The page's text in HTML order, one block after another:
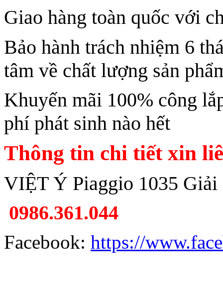
Giao hàng toàn quốc với
Bảo hành trách nhiệm 6
tâm về chất lượng sản
Khuyến mãi 100% công
phí phát sinh nào hết
Thông tin chi tiết xin
VIỆT Ý Piaggio 1035
0986.361.044
Facebook: https://